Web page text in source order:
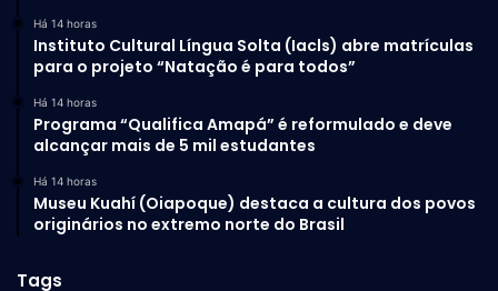
O presidente da Associação Brasileira de Saúde Coletiva
Brasilque
Há 14 horas
Instituto Cultural Língua Solta (Iacls) abre matrículas
para o projeto “Natação é para todos”
Há 14 horas
Programa “Qualifica Amapá” é reformulado e deve
alcançar mais de 5 mil estudantes
Há 14 horas
Museu Kuahí (Oiapoque) destaca a cultura dos povos
originários no extremo norte do Brasil
Tags